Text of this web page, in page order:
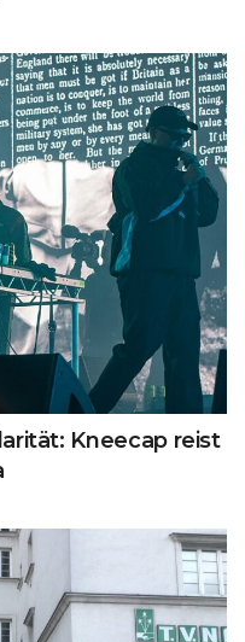
Kneecap reist